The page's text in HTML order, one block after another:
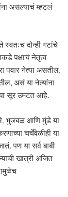
असल्याचं म्हटलं
दोन्ही गटांचे
पक्षाचं नेतृत्व
पवार नेत्या असतील,
असं या नेत्यांना
सूर उमटत आहे.
भुजबळ आणि मुंडे या
चर्चेवेळीही या
पण या सर्व बाबी
खात्री अजित